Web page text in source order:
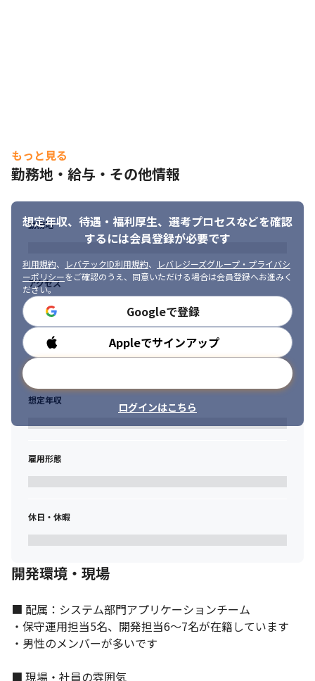
もっと見る
勤務地・給与・その他情報
想定年収、待遇・福利厚生、 選考プロセスなどを確認
するには会員登録が必要です
利用規約、 レバテックID利用規約、
レバレジーズグループ・プライバシ
ーポリシーをご確認のうえ、同意いただける場合は会員登録へお進みく
ださい。
Googleで登録
Appleでサインアップ
ログインはこちら
勤務地
アクセス
勤務時間
想定年収
雇用形態
休日・休暇
開発環境・現場
■ 配属：システム部門アプリケーションチーム
・保守運用担当5名、開発担当6～7名が在籍しています
・男性のメンバーが多いです
■ 現場・社員の雰囲気